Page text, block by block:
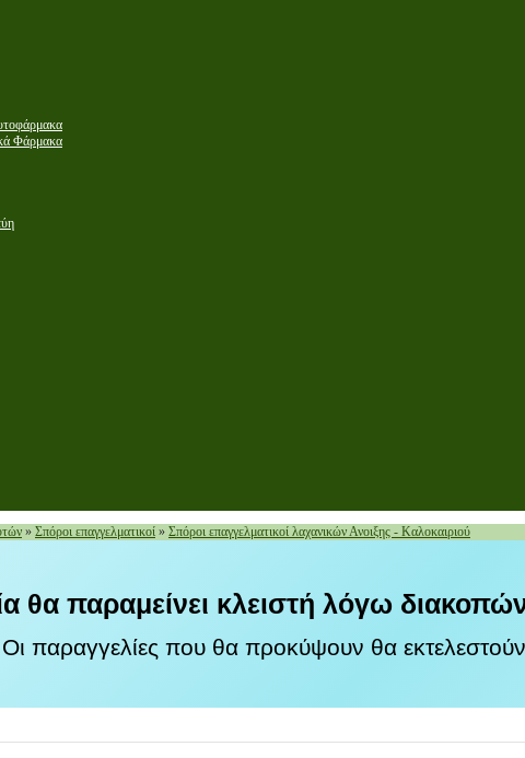
Φάρμακα
» Σπόροι επαγγελματικοί » Σπόροι επαγγελματικοί λαχανικών Ανοιξης - Καλοκαιριού
θα παραμείνει κλειστή λόγω
Οι παραγγελίες που θα προκύψουν θα